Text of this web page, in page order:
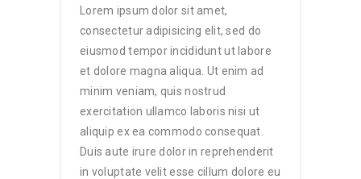
Lorem ipsum dolor sit amet,
consectetur adipisicing elit, sed do
eiusmod tempor incididunt ut labore
et dolore magna aliqua. Ut enim ad
minim veniam, quis nostrud
exercitation ullamco laboris nisi ut
aliquip ex ea commodo consequat.
Duis aute irure dolor in reprehenderit
in voluptate velit esse cillum dolore eu